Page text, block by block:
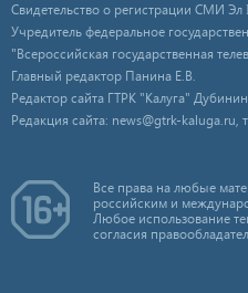
Свидетельство о регистрации СМИ Эл
Учредитель федеральное
"Всероссийская государственная
Главный редактор Панина Е.В.
Редактор сайта ГТРК "Калуга"
Редакция сайта: news@gtrk-kaluga.ru,
Все права на любые
российским и
Любое использование
согласия